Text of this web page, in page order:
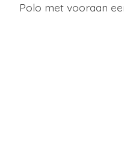
Polo met vooraan